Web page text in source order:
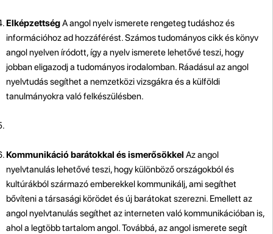
ElképzettségA angol nyelv ismerete rengeteg tudáshoz és
információhoz ad hozzáférést. Számos tudományos cikk és könyv
angol nyelven íródott, így a nyelv ismerete lehetővé teszi, hogy
jobban eligazodj a tudományos irodalomban. Ráadásul az angol
nyelvtudás segíthet a nemzetközi vizsgákra és a külföldi
tanulmányokra való felkészülésben.
Kommunikáció barátokkal és ismerősökkel Az angol
nyelvtanulás lehetővé teszi, hogy különböző országokból és
kultúrákból származó emberekkel kommunikálj, ami segíthet
bővíteni a társasági körödet és új barátokat szerezni. Emellett az
angol nyelvtanulás segíthet az interneten való kommunikációban is,
ahol a legtöbb tartalom angol. Továbbá, az angol ismerete segít